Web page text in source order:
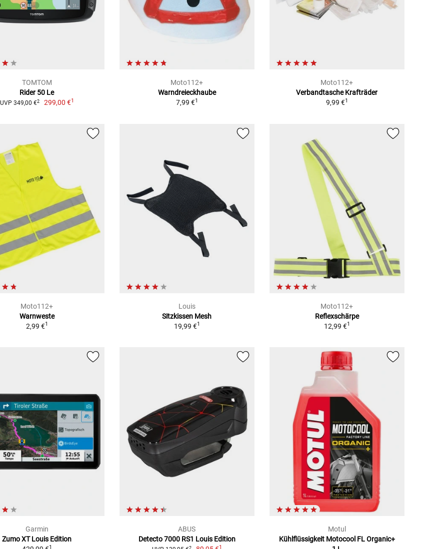
TOMTOM
Rider 50 Le
UVP 349,00 €2 299,00 €1
Moto112+
Warndreieckhaube
7,99 €1
Moto112+
Verbandtasche Krafträder
9,99 €1
Moto112+
Warnweste
2,99 €1
Louis
Sitzkissen Mesh
19,99 €1
Moto112+
Reflexschärpe
12,99 €1
Garmin
Zumo XT Louis Edition
1
ABUS
Detecto 7000 RS1 Louis Edition
2 1
Motul
Kühlflüssigkeit Motocool FL Organic+